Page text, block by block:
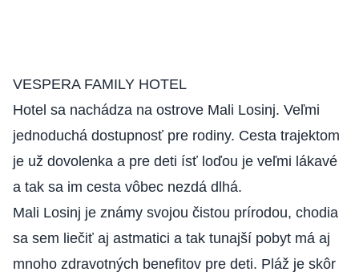
VESPERA FAMILY HOTEL
Hotel sa nachádza na ostrove Mali Losinj. Veľmi
jednoduchá dostupnosť pre rodiny. Cesta trajektom
je už dovolenka a pre deti ísť loďou je veľmi lákavé
a tak sa im cesta vôbec nezdá dlhá.
Mali Losinj je známy svojou čistou prírodou, chodia
sa sem liečiť aj astmatici a tak tunajší pobyt má aj
mnoho zdravotných benefitov pre deti. Pláž je skôr